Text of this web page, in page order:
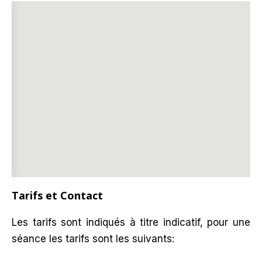
Tarifs et Contact
Les tarifs sont indiqués à titre indicatif, pour une
séance les tarifs sont les suivants: